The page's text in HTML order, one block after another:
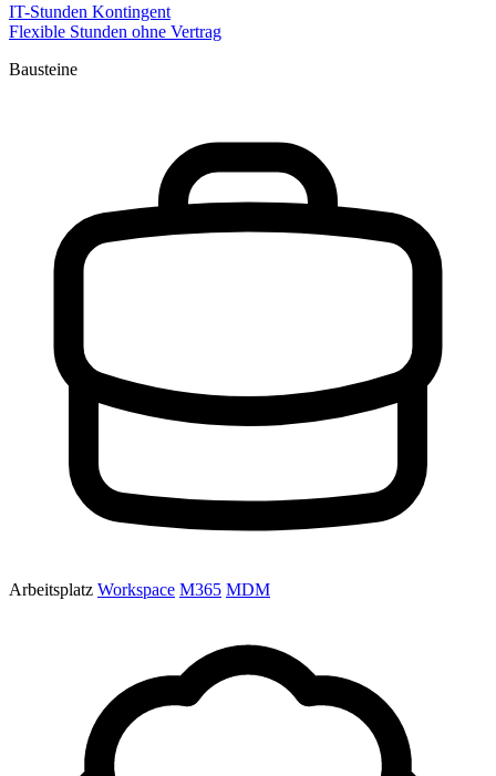
IT-Stunden Kontingent
Flexible Stunden ohne Vertrag
Bausteine
Arbeitsplatz Workspace M365 MDM